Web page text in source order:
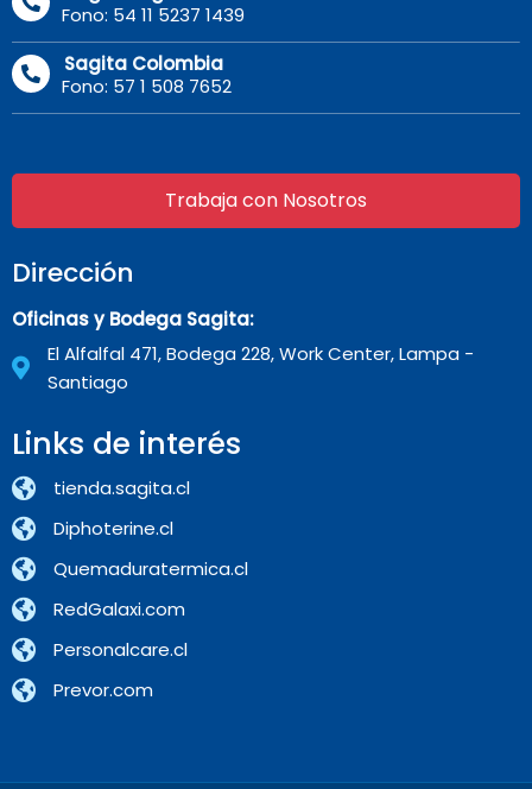
Fono: 54 11 5237 1439
Sagita Colombia
Fono: 57 1 508 7652
Trabaja con Nosotros
Dirección
Oficinas y Bodega Sagita:
El Alfalfal 471, Bodega 228, Work Center, Lampa -
Santiago
Links de interés
tienda.sagita.cl
Diphoterine.cl
Quemaduratermica.cl
RedGalaxi.com
Personalcare.cl
Prevor.com